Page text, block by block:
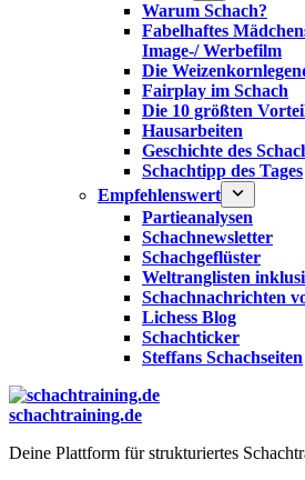
Warum Schach?
Fabelhaftes
Image-/ Werbefilm
Die
Fairplay im Schach
Die 10 größten
Hausarbeiten
Geschichte des
Schachtipp des Tages
Empfehlenswert
Partieanalysen
Schachnewsletter
Schachgeflüster
Weltranglisten
Schachnachrichten
Lichess Blog
Schachticker
Steffans Schachseiten
schachtraining.de
Deine Plattform für strukturiertes